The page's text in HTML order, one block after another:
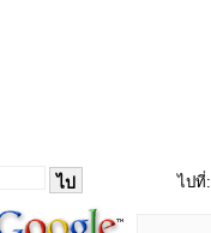
ไปที่: